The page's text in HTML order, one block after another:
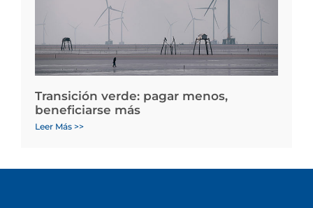
Transición verde: pagar menos,
beneficiarse más
Leer Más >>